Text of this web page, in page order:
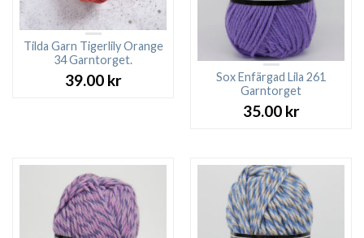
Tilda Garn Tigerlily Orange
34 Garntorget.
39.00 kr
Sox Enfärgad Lila 261
Garntorget
35.00 kr